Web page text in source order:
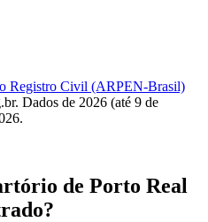
Registro Civil (ARPEN-Brasil)
Dados de 2026 (até 9 de
de Porto Real